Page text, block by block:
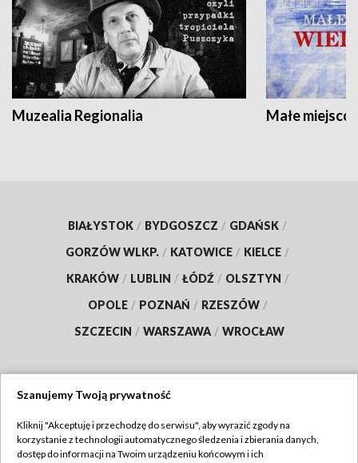
Muzealia Regionalia Małe
BIAŁYSTOK / BYDGOSZCZ / GDAŃSK /
GORZÓW WLKP. / KATOWICE / KIELCE /
KRAKÓW / LUBLIN / ŁÓDŹ / OLSZTYN /
OPOLE / POZNAŃ / RZESZÓW /
SZCZECIN / WARSZAWA / WROCŁAW
TVP
Szanujemy Twoją prywatność
Kliknij "Akceptuję i przechodzę do serwisu", aby wyrazić zgody na
korzystanie z technologii automatycznego śledzenia i zbierania danych,
dostęp do informacji na Twoim urządzeniu końcowym i ich